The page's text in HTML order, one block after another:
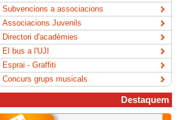
Subvencions a associacions
Associacions Juvenils
Directori d'acadèmies
El bus a l'UJI
Esprai - Graffiti
Concurs grups musicals
Destaquem